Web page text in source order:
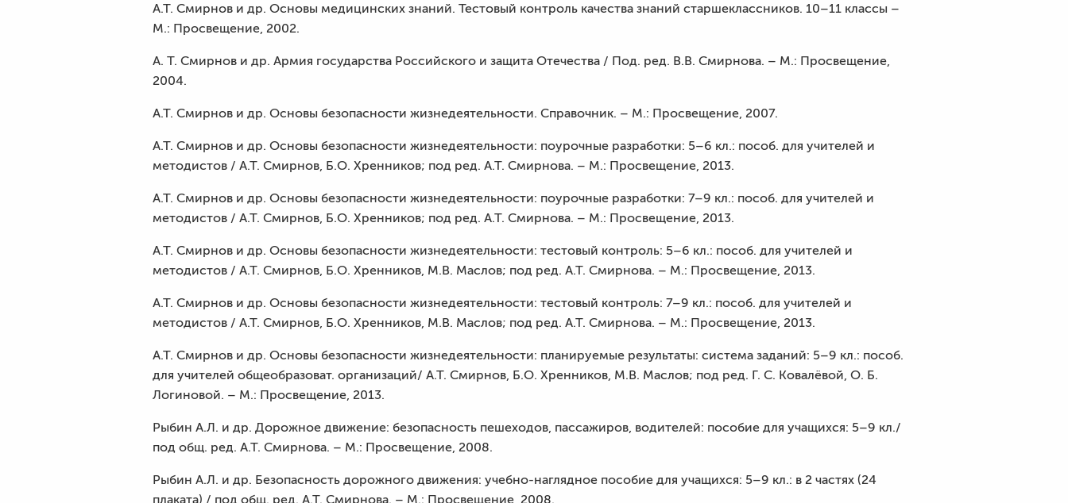
А.Т. Смирнов и др. Основы медицинских знаний. Тестовый контроль качества знаний старшеклассников. 10–11 классы –
М.: Просвещение, 2002.
А. Т. Смирнов и др. Армия государства Российского и защита Отечества / Под. ред. В.В. Смирнова. – М.: Просвещение,
2004.
А.Т. Смирнов и др. Основы безопасности жизнедеятельности. Справочник. – М.: Просвещение, 2007.
А.Т. Смирнов и др. Основы безопасности жизнедеятельности: поурочные разработки: 5–6 кл.: пособ. для учителей и
методистов / А.Т. Смирнов, Б.О. Хренников; под ред. А.Т. Смирнова. – М.: Просвещение, 2013.
А.Т. Смирнов и др. Основы безопасности жизнедеятельности: поурочные разработки: 7–9 кл.: пособ. для учителей и
методистов / А.Т. Смирнов, Б.О. Хренников; под ред. А.Т. Смирнова. – М.: Просвещение, 2013.
А.Т. Смирнов и др. Основы безопасности жизнедеятельности: тестовый контроль: 5–6 кл.: пособ. для учителей и
методистов / А.Т. Смирнов, Б.О. Хренников, М.В. Маслов; под ред. А.Т. Смирнова. – М.: Просвещение, 2013.
А.Т. Смирнов и др. Основы безопасности жизнедеятельности: тестовый контроль: 7–9 кл.: пособ. для учителей и
методистов / А.Т. Смирнов, Б.О. Хренников, М.В. Маслов; под ред. А.Т. Смирнова. – М.: Просвещение, 2013.
А.Т. Смирнов и др. Основы безопасности жизнедеятельности: планируемые результаты: система заданий: 5–9 кл.: пособ.
для учителей общеобразоват. организаций/ А.Т. Смирнов, Б.О. Хренников, М.В. Маслов; под ред. Г. С. Ковалёвой, О. Б.
Логиновой. – М.: Просвещение, 2013.
Рыбин А.Л. и др. Дорожное движение: безопасность пешеходов, пассажиров, водителей: пособие для учащихся: 5–9 кл./
под общ. ред. А.Т. Смирнова. – М.: Просвещение, 2008.
Рыбин А.Л. и др. Безопасность дорожного движения: учебно-наглядное пособие для учащихся: 5–9 кл.: в 2 частях (24
плаката) / под общ. ред. А.Т. Смирнова. – М.: Просвещение, 2008.